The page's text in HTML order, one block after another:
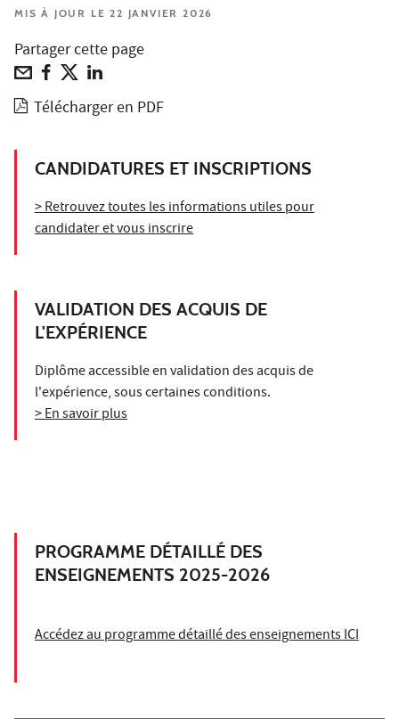
MIS À JOUR LE 22 JANVIER 2026
Partager cette page
Télécharger en PDF
CANDIDATURES ET INSCRIPTIONS
> Retrouvez toutes les informations utiles pour
candidater et vous inscrire
VALIDATION DES ACQUIS DE
L'EXPÉRIENCE
Diplôme accessible en validation des acquis de
l'expérience, sous certaines conditions.
> En savoir plus
PROGRAMME DÉTAILLÉ DES
ENSEIGNEMENTS 2025-2026
Accédez au programme détaillé des enseignements ICI